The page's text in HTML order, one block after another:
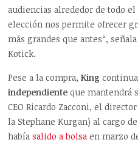
audiencias alrededor de todo
elección nos permite ofrecer
más grandes que antes“,
Kotick.
Pese a la compra,King
independiente que mantendrá
CEO Ricardo Zacconi, el
la Stephane Kurgan) al cargo
habíasalido a bolsaen marzo